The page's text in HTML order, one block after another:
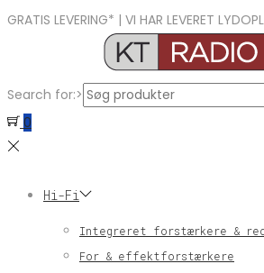
GRATIS LEVERING* | VI HAR LEVERET
Search for:>
0
Hi-Fi
Integreret forstærkere &
For & effektforstærkere